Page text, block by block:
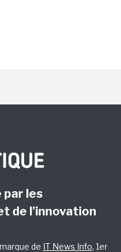
par les
de l’innovation
de IT News Info, 1er